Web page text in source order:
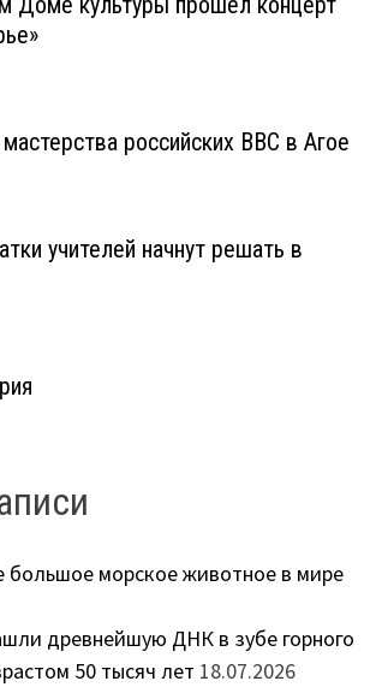
российских ВВС в Агое
учителей начнут решать в
большое морское животное в мире
древнейшую ДНК в зубе горного
50 тысяч лет 18.07.2026